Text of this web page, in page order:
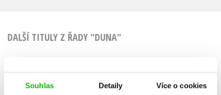
Souhlas Detaily Více o cookies
DALŠÍ TITULY Z ŘADY "DUNA"